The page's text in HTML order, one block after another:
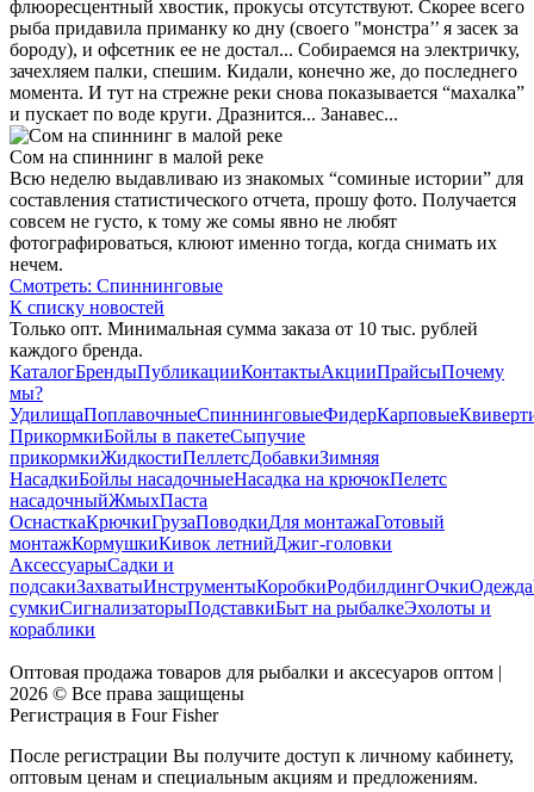
флюоресцентный хвостик, прокусы отсутствуют. Скорее всего
рыба придавила приманку ко дну (своего "монстра’’ я засек за
бороду), и офсетник ее не достал... Собираемся на электричку,
зачехляем палки, спешим. Кидали, конечно же, до последнего
момента. И тут на стрежне реки снова показывается “махалка”
и пускает по воде круги. Дразнится... Занавес...
Сом на спиннинг в малой реке
Всю неделю выдавливаю из знакомых “соминые истории” для
составления статистического отчета, прошу фото. Получается
совсем не густо, к тому же сомы явно не любят
фотографироваться, клюют именно тогда, когда снимать их
нечем.
Смотреть: Спиннинговые
К списку новостей
Только опт. Минимальная сумма заказа от 10 тыс. рублей
каждого бренда.
КаталогБрендыПубликацииКонтактыАкцииПрайсыПочему
мы?
УдилищаПоплавочныеСпиннинговыеФидерКарповые
ПрикормкиБойлы в пакетеСыпучие
прикормкиЖидкостиПеллетсДобавкиЗимняя
НасадкиБойлы насадочныеНасадка на крючокПелетс
насадочныйЖмыхПаста
ОснасткаКрючкиГрузаПоводкиДля монтажаГотовый
монтажКормушкиКивок летнийДжиг-головки
АксессуарыСадки и
подсакиЗахватыИнструментыКоробкиРодбилдингОчкиОдежда
сумкиСигнализаторыПодставкиБыт на рыбалкеЭхолоты и
кораблики
Оптовая продажа товаров для рыбалки и аксесуаров оптом |
2026 © Все права защищены
Регистрация в Four Fisher
После регистрации Вы получите доступ к личному кабинету,
оптовым ценам и специальным акциям и предложениям.